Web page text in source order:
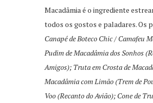
Macadâmia é o ingrediente
todos os gostos e paladares. Os
Canapé de Boteco Chic / Camafeu
Pudim de Macadâmia dos Sonhos
Amigos); Truta em Crosta de
Macadâmia com Limão (Trem de
Voo (Recanto do Avião); Cone de